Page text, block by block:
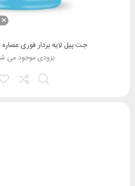
جت پیل لایه بردار فوری
بزودی موجود می